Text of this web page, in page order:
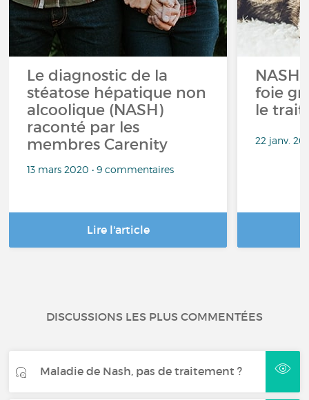
Le diagnostic de la
stéatose hépatique non
alcoolique (NASH)
raconté par les
membres Carenity
13 mars 2020 • 9 commentaires
Lire l'article
foie
le
22 janv.
DISCUSSIONS LES PLUS COMMENTÉES
Maladie de Nash, pas de traitement ?